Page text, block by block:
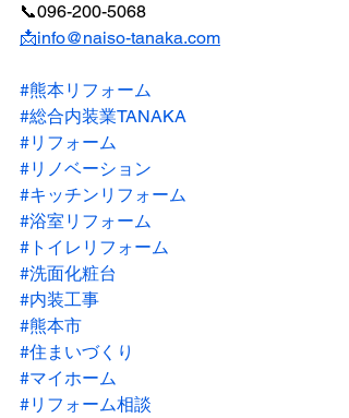
📞096-200-5068
📩info@naiso-tanaka.com
#熊本リフォーム
#総合内装業TANAKA
#リフォーム
#リノベーション
#キッチンリフォーム
#浴室リフォーム
#トイレリフォーム
#洗面化粧台
#内装工事
#熊本市
#住まいづくり
#マイホーム
#リフォーム相談